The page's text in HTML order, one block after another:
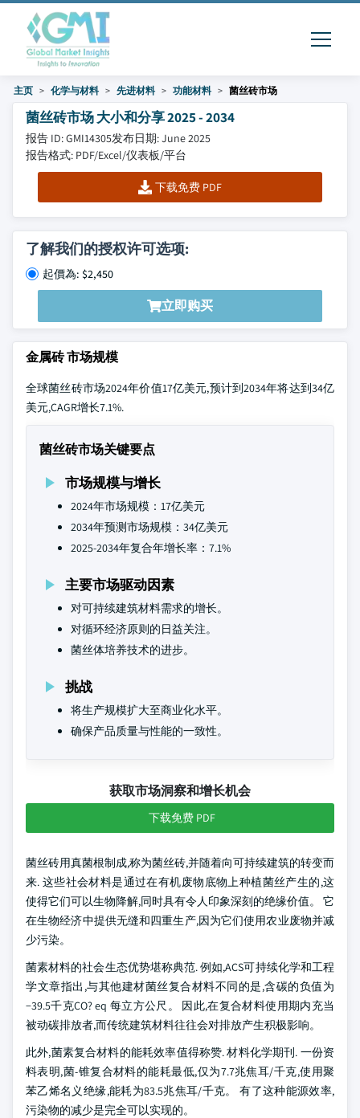
主页 化学与材料 先进材料 功能材料 菌丝砖市场
菌丝砖市场 大小和分享 2025 - 2034
报告 ID: GMI14305发布日期: June 2025
报告格式: PDF/Excel/仪表板/平台
下载免费 PDF
了解我们的授权许可选项:
起價為: $2,450
立即购买
金属砖 市场规模
全球菌丝砖市场2024年价值17亿美元,预计到2034年将达到34亿
美元,CAGR增长7.1%.
菌丝砖市场关键要点
市场规模与增长
2024年市场规模：17亿美元
2034年预测市场规模：34亿美元
2025-2034年复合年增长率：7.1%
主要市场驱动因素
对可持续建筑材料需求的增长。
对循环经济原则的日益关注。
菌丝体培养技术的进步。
挑战
将生产规模扩大至商业化水平。
确保产品质量与性能的一致性。
获取市场洞察和增长机会
下载免费 PDF
菌丝砖用真菌根制成,称为菌丝砖,并随着向可持续建筑的转变而
来. 这些社会材料是通过在有机废物底物上种植菌丝产生的,这
使得它们可以生物降解,同时具有令人印象深刻的绝缘价值。 它
在生物经济中提供无缝和四重生产,因为它们使用农业废物并减
少污染。
菌素材料的社会生态优势堪称典范. 例如,ACS可持续化学和工程
学文章指出,与其他建材菌丝复合材料不同的是,含碳的负值为
−39.5千克CO? eq 每立方公尺。 因此,在复合材料使用期内充当
被动碳排放者,而传统建筑材料往往会对排放产生积极影响。
此外,菌素复合材料的能耗效率值得称赞. 材料化学期刊. 一份资
料表明,菌-锥复合材料的能耗最低,仅为7.7兆焦耳/千克,使用聚
苯乙烯名义绝缘,能耗为83.5兆焦耳/千克。 有了这种能源效率,
污染物的减少是完全可以实现的。